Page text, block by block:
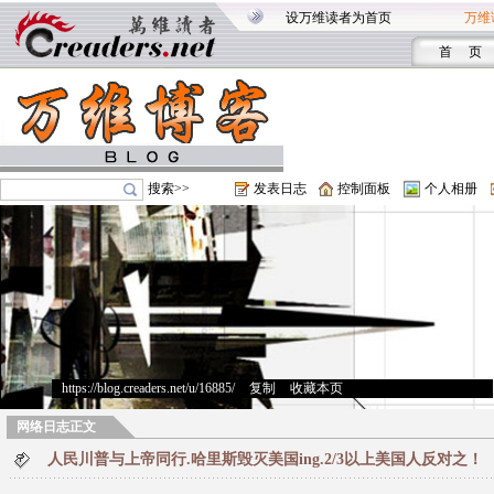
设万维读者为首页 万维
首 页
搜索>> 发表日志 控制面板 个人相册
https://blog.creaders.net/u/16885/> 复制 收藏本页
网络日志正文
人民川普与上帝同行.哈里斯毁灭美国ing.2/3以上美国人反对之！